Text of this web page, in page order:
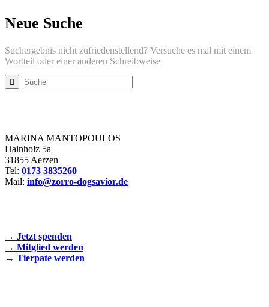
Neue Suche
Suchergebnis nicht zufriedenstellend? Versuche es mal mit einem
Wortteil oder einer anderen Schreibweise
MARINA MANTOPOULOS
Hainholz 5a
31855 Aerzen
Tel: 0173 3835260
Mail: info@zorro-dogsavior.de
→ Jetzt spenden
→ Mitglied werden
→ Tierpate werden